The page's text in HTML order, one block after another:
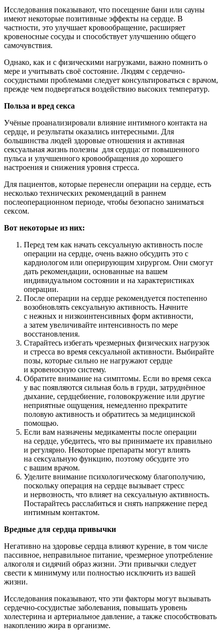
Исследования показывают, что посещение бани или сауны
имеют некоторые позитивные эффекты на сердце. В
частности, это улучшает кровообращение, расширяет
кровеносные сосуды и способствует улучшению общего
самочувствия.
Однако, как и с физическими нагрузками, важно помнить о
мере и учитывать своё состояние. Людям с сердечно-
сосудистыми проблемами следует консультироваться с врачом,
прежде чем подвергаться воздействию высоких температур.
Польза и вред секса
Учёные проанализировали влияние интимного контакта на
сердце, и результаты оказались интересными. Для
большинства людей здоровые отношения и активная
сексуальная жизнь полезны для сердца: от повышенного
пульса и улучшенного кровообращения до хорошего
настроения и снижения уровня стресса.
Для пациентов, которые перенесли операции на сердце, есть
несколько технических рекомендаций в раннем
послеоперационном периоде, чтобы безопасно заниматься
сексом.
Вот некоторые из них:
Перед тем как начать сексуальную активность после
операции на сердце, очень важно обсудить это с
кардиологом или оперирующим хирургом. Они смогут
дать рекомендации, основанные на вашем
индивидуальном состоянии и на характеристиках
операции.
После операции на сердце рекомендуется постепенно
возобновлять сексуальную активность. Начните
с нежных и низкоинтенсивных форм активности,
а затем увеличивайте интенсивность по мере
восстановления.
Старайтесь избегать чрезмерных физических нагрузок
и стресса во время сексуальной активности. Выбирайте
позы, которые сильно не нагружают сердце
и кровеносную систему.
Обратите внимание на симптомы. Если во время секса
у вас появляются сильная боль в груди, затруднённое
дыхание, сердцебиение, головокружение или другие
неприятные ощущения, немедленно прекратите
половую активность и обратитесь за медицинской
помощью.
Если вам назначены медикаменты после операции
на сердце, убедитесь, что вы принимаете их правильно
и регулярно. Некоторые препараты могут влиять
на сексуальную функцию, поэтому обсудите это
с вашим врачом.
Уделите внимание психологическому благополучию,
поскольку операция на сердце вызывает стресс
и нервозность, что влияет на сексуальную активность.
Постарайтесь расслабиться и снять напряжение перед
интимным контактом.
Вредные для сердца привычки
Негативно на здоровье сердца влияют курение, в том числе
пассивное, неправильное питание, чрезмерное употребление
алкоголя и сидячий образ жизни. Эти привычки следует
свести к минимуму или полностью исключить из вашей
жизни.
Исследования показывают, что эти факторы могут вызывать
сердечно-сосудистые заболевания, повышать уровень
холестерина и артериальное давление, а также способствовать
накоплению жира в организме.